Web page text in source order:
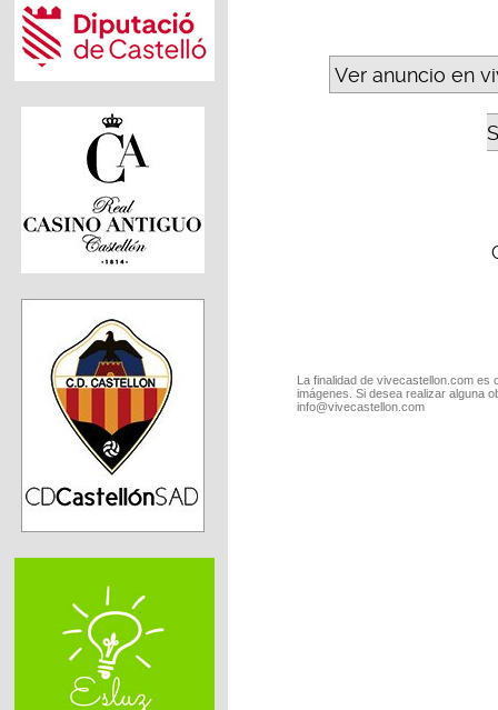
Ver anuncio en
La finalidad de vivecastellon.com
imágenes. Si desea realizar alguna
info@vivecastellon.com